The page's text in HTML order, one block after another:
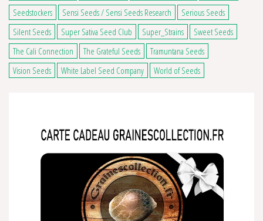
Seedstockers
Sensi Seeds / Sensi Seeds Research
Serious Seeds
Silent Seeds
Super Sativa Seed Club Super_Strains
Sweet Seeds
The Cali Connection
The Grateful Seeds
Tramuntana Seeds
Vision Seeds
White Label Seed Company World of Seeds